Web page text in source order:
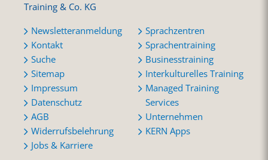
Training & Co. KG
Newsletteranmeldung
Kontakt
Suche
Sitemap
Impressum
Datenschutz
AGB
Widerrufsbelehrung
Jobs & Karriere
Sprachzentren
Sprachentraining
Businesstraining
Interkulturelles Training
Managed Training
Services
Unternehmen
KERN Apps